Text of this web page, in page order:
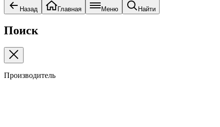
Назад Главная Меню Найти
Поиск
Производитель